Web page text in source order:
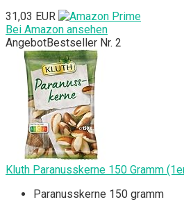
31,03 EUR
Bei Amazon ansehen
AngebotBestseller Nr. 2
Kluth Paranusskerne 150 Gramm
Paranusskerne 150 gramm